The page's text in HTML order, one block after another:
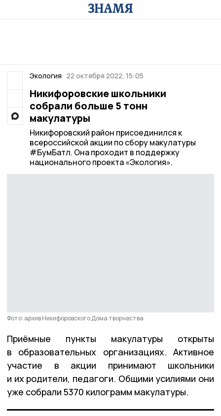
Экология 22 октября 2022, 15:05
Никифоровские школьники
собрали больше 5 тонн
макулатуры
Никифоровский район присоединился к
всероссийской акции по сбору макулатуры
#БумБатл. Она проходит в поддержку
национального проекта «Экология».
Фото: архив Никифоровского Дома творчества
Приёмные пункты макулатуры открыты
в образовательных организациях. Активное
участие в акции принимают школьники
и их родители, педагоги. Общими усилиями они
уже собрали 5370 килограмм макулатуры.